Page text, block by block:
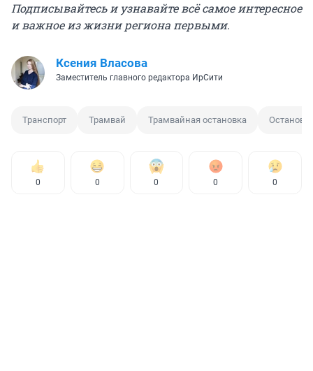
Подписывайтесь и узнавайте всё самое интересное
и важное из жизни региона первыми.
Ксения Власова
Заместитель главного редактора ИрСити
Транспорт Трамвай Трамвайная остановка
0 0 0 0 0